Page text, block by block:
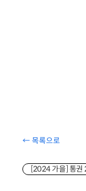
← 목록으로
[2024 가을] 통권